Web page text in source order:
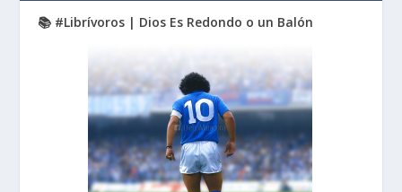
📚 #Librívoros | Dios Es Redondo o un Balón